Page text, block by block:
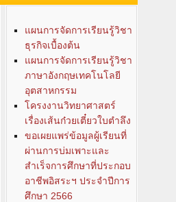
แผนการจัดการเรียนรู้วิชา
ธุรกิจเบื้องต้น
แผนการจัดการเรียนรู้วิชา
ภาษาอังกฤษเทคโนโลยี
อุตสาหกรรม
โครงงานวิทยาศาสตร์
เรื่องเส้นก๋วยเตี๋ยวใบตำลึง
ขอเผยแพร่ข้อมูลผู้เรียนที่
ผ่านการบ่มเพาะและ
สำเร็จการศึกษาที่ประกอบ
อาชีพอิสระฯ ประจำปีการ
ศึกษา 2566